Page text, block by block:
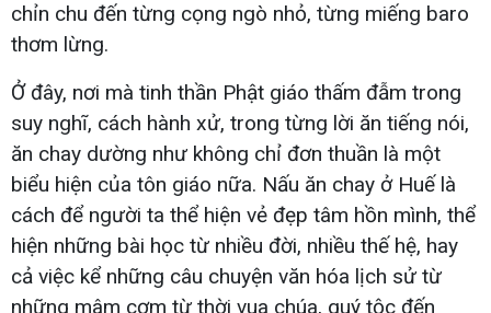
chỉn chu đến từng cọng ngò nhỏ, từng miếng baro
thơm lừng.
Ở đây, nơi mà tinh thần Phật giáo thấm đẫm trong
suy nghĩ, cách hành xử, trong từng lời ăn tiếng nói,
ăn chay dường như không chỉ đơn thuần là một
biểu hiện của tôn giáo nữa. Nấu ăn chay ở Huế là
cách để người ta thể hiện vẻ đẹp tâm hồn mình, thể
hiện những bài học từ nhiều đời, nhiều thế hệ, hay
cả việc kể những câu chuyện văn hóa lịch sử từ
những mâm cơm từ thời vua chúa, quý tộc đến